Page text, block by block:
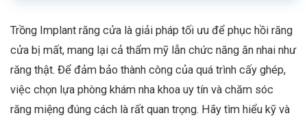
Trồng Implant răng cửa là giải pháp tối ưu để phục hồi răng
cửa bị mất, mang lại cả thẩm mỹ lẫn chức năng ăn nhai như
răng thật. Để đảm bảo thành công của quá trình cấy ghép,
việc chọn lựa phòng khám nha khoa uy tín và chăm sóc
răng miệng đúng cách là rất quan trọng. Hãy tìm hiểu kỹ và